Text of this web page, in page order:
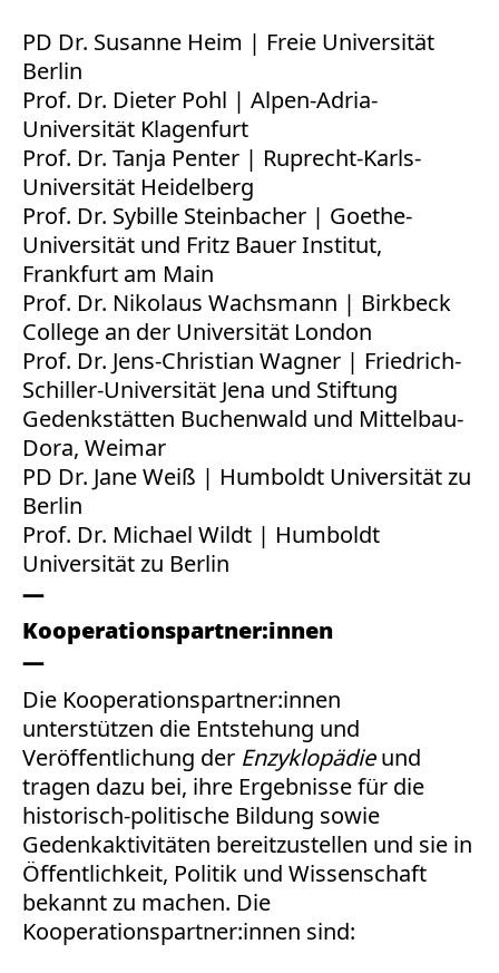
PD Dr. Susanne Heim | Freie Universität
Berlin
Prof. Dr. Dieter Pohl | Alpen-Adria-
Universität Klagenfurt
Prof. Dr. Tanja Penter | Ruprecht-Karls-
Universität Heidelberg
Prof. Dr. Sybille Steinbacher | Goethe-
Universität und Fritz Bauer Institut,
Frankfurt am Main
Prof. Dr. Nikolaus Wachsmann | Birkbeck
College an der Universität London
Prof. Dr. Jens-Christian Wagner | Friedrich-
Schiller-Universität Jena und Stiftung
Gedenkstätten Buchenwald und Mittelbau-
Dora, Weimar
PD Dr. Jane Weiß | Humboldt Universität zu
Berlin
Prof. Dr. Michael Wildt | Humboldt
Universität zu Berlin
Kooperationspartner:innen
Die Kooperationspartner:innen
unterstützen die Entstehung und
Veröffentlichung der Enzyklopädieund
tragen dazu bei, ihre Ergebnisse für die
historisch-politische Bildung sowie
Gedenkaktivitäten bereitzustellen und sie in
Öffentlichkeit, Politik und Wissenschaft
bekannt zu machen. Die
Kooperationspartner:innen sind: